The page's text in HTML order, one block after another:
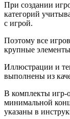
При создании
категорий
с игрой.
Поэтому все
крупные
Иллюстрации и
выполнены из
В комплекты игр-
минимальной
указаны в